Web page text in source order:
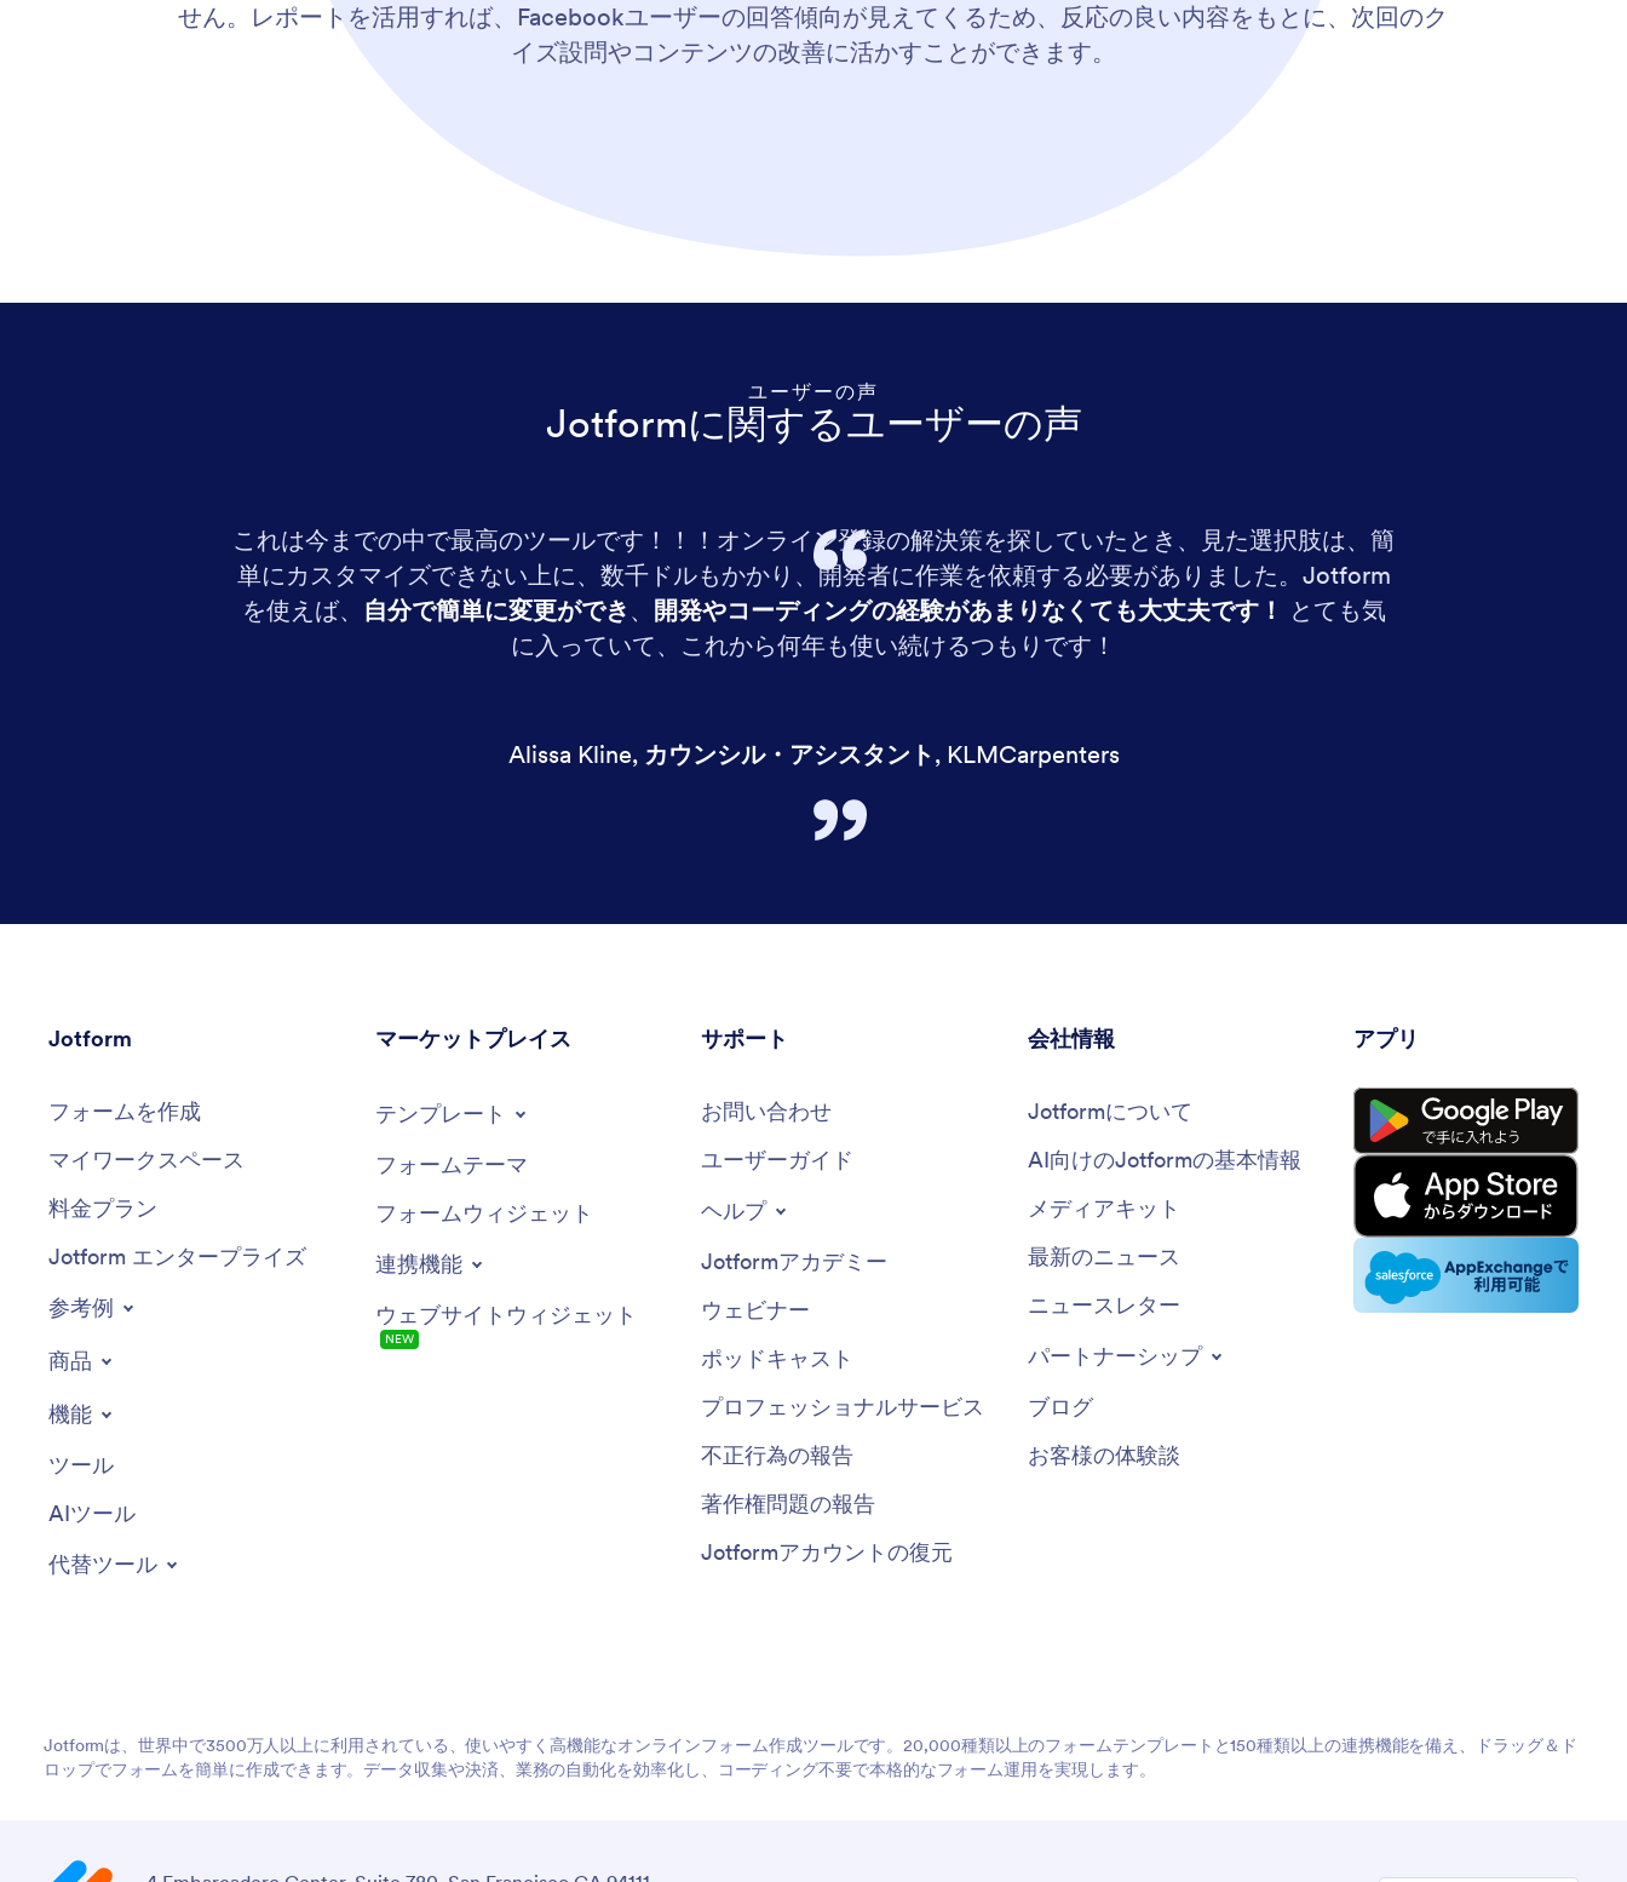
せん。レポートを活用すれば、Facebookユーザーの回答傾向が見えてくるため、反応の良い内容をもとに、次回のク
イズ設問やコンテンツの改善に活かすことができます。
ユーザーの声
Jotformに関するユーザーの声
これは今までの中で最高のツールです！！！オンライン登録の解決策を探していたとき、見た選択肢は、簡
単にカスタマイズできない上に、数千ドルもかかり、開発者に作業を依頼する必要がありました。Jotform
を使えば、 自分で簡単に変更ができ、 開発やコーディングの経験があまりなくても大丈夫です！
とても気
に入っていて、これから何年も使い続けるつもりです！
Alissa Kline, カウンシル・アシスタント, KLMCarpenters
Jotform
フォームを作成
マイワークスペース
料金プラン
Jotform エンタープライズ
参考例
商品
機能
ツール
AIツール
代替ツール
マーケットプレイス
テンプレート
フォームテーマ
フォームウィジェット
連携機能
ウェブサイトウィジェット
NEW
サポート
お問い合わせ
ユーザーガイド
ヘルプ
Jotformアカデミー
ウェビナー
ポッドキャスト
プロフェッショナルサービス
不正行為の報告
著作権問題の報告
Jotformアカウントの復元
会社情報
Jotformについて
AI向けのJotformの基本情報
メディアキット
最新のニュース
ニュースレター
パートナーシップ
ブログ
お客様の体験談
アプリ
Jotformは、世界中で3500万人以上に利用されている、使いやすく高機能なオンラインフォーム作成ツールです。20,000種類以上のフォームテンプレートと150種類以上の連携機能を備え、ドラッグ＆ド
ロップでフォームを簡単に作成できます。データ収集や決済、業務の自動化を効率化し、コーディング不要で本格的なフォーム運用を実現します。